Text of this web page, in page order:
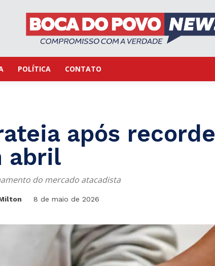
POLÍTICA CONTATO
após recorde
abril
do mercado atacadista
8 de maio de 2026